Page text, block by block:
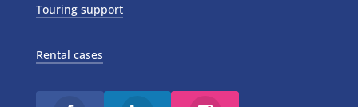
Touring support
Rental cases